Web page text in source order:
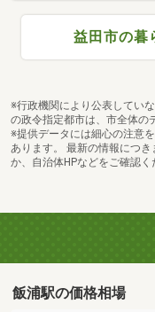
益田市の暮
※行政機関により公表してい
の政令指定都市は、市全体の
※提供データには細心の注意
あります。 最新の情報につ
か、自治体HPなどをご確認く
飯浦駅の価格相場